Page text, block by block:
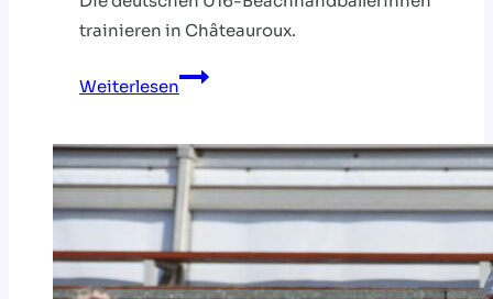
trainieren in Châteauroux.
Weiterlesen
HVNB-
nach
Frankreich